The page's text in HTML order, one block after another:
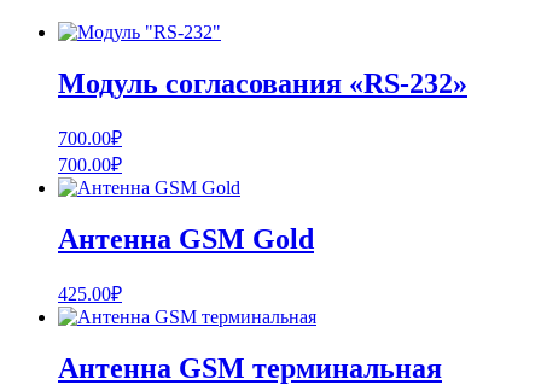
Модуль согласования «RS-232»
700.00₽
700.00₽
Антенна GSM Gold
425.00₽
Антенна GSM терминальная